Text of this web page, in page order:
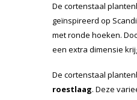
De cortenstaal
geïnspireerd op
met ronde hoeken.
een extra dimensie
De cortenstaal
roestlaag. Deze